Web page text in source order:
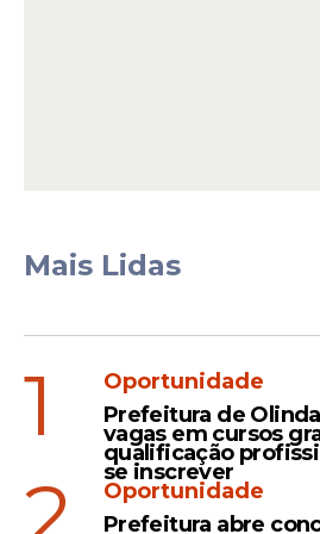
Em
caminhão
Mais Lidas
1
Oportunidade
Prefeitura de
vagas em cursos
qualificação
se inscrever
Oportunidade
Prefeitura abre